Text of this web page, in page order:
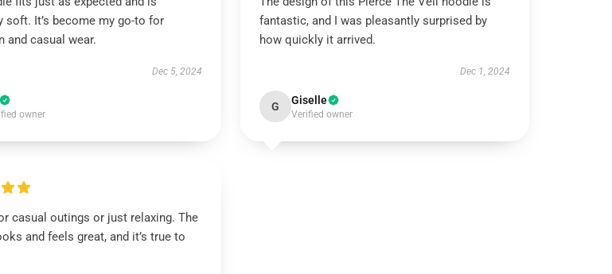
soft. It’s become my go-to for
and casual wear.
Dec 5, 2024
owner
fantastic, and I was pleasantly surprised by
how quickly it arrived.
Dec 1, 2024
G Giselle
Verified owner
casual outings or just relaxing. The
and feels great, and it’s true to